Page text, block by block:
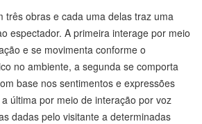
três obras e cada uma delas traz uma
espectador. A primeira interage por meio
e se movimenta conforme o
no ambiente, a segunda se comporta
base nos sentimentos e expressões
última por meio de interação por voz
dadas pelo visitante a determinadas